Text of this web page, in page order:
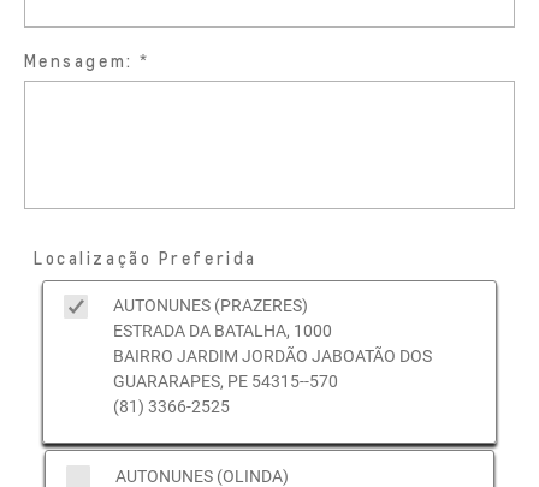
Mensagem:
Localização Preferida
AUTONUNES (PRAZERES)
ESTRADA DA BATALHA, 1000
BAIRRO JARDIM JORDÃO JABOATÃO DOS
GUARARAPES, PE 54315--570
(81) 3366-2525
AUTONUNES (OLINDA)